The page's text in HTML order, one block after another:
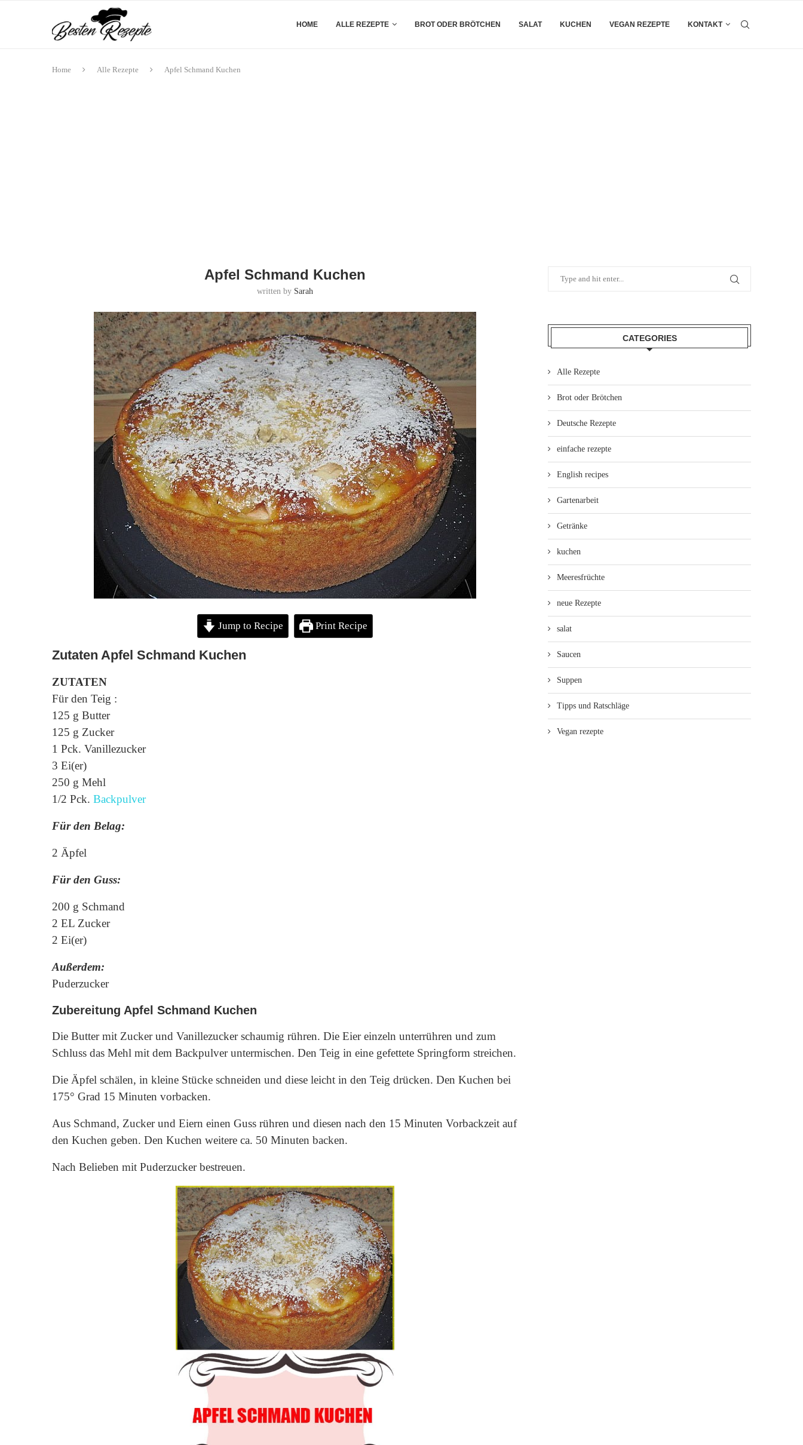
HOME ALLE REZEPTE BROT ODER BRÖTCHEN SALAT KUCHEN VEGAN REZEPTE KONTAKT
Home Alle Rezepte Apfel Schmand Kuchen
Apfel Schmand Kuchen
written by Sarah
Jump to Recipe Print Recipe
Zutaten Apfel Schmand Kuchen
ZUTATEN
Für den Teig :
125 g Butter
125 g Zucker
1 Pck. Vanillezucker
3 Ei(er)
250 g Mehl
1/2 Pck. Backpulver
Für den Belag:
2 Äpfel
Für den Guss:
200 g Schmand
2 EL Zucker
2 Ei(er)
Außerdem:
Puderzucker
Zubereitung Apfel Schmand Kuchen
Die Butter mit Zucker und Vanillezucker schaumig rühren. Die Eier einzeln unterrühren und zum
Schluss das Mehl mit dem Backpulver untermischen. Den Teig in eine gefettete Springform streichen.
Die Äpfel schälen, in kleine Stücke schneiden und diese leicht in den Teig drücken. Den Kuchen bei
175° Grad 15 Minuten vorbacken.
Aus Schmand, Zucker und Eiern einen Guss rühren und diesen nach den 15 Minuten Vorbackzeit auf
den Kuchen geben. Den Kuchen weitere ca. 50 Minuten backen.
Nach Belieben mit Puderzucker bestreuen.
CATEGORIES
Alle Rezepte
Brot oder Brötchen
Deutsche Rezepte
einfache rezepte
English recipes
Gartenarbeit
Getränke
kuchen
Meeresfrüchte
neue Rezepte
salat
Saucen
Suppen
Tipps und Ratschläge
Vegan rezepte